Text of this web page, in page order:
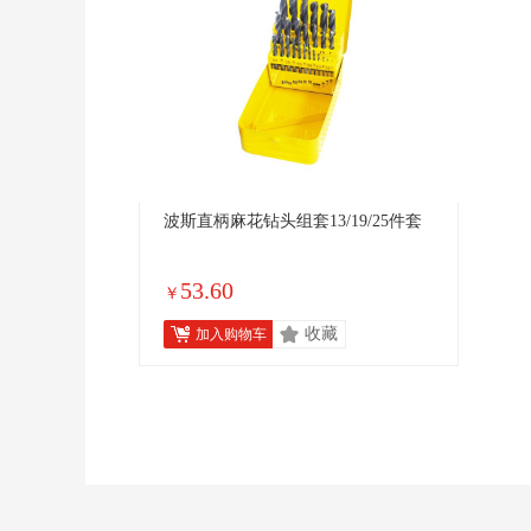
波斯直柄麻花钻头组套13/19/25件套
￥ 53.60
加入购物车 收藏